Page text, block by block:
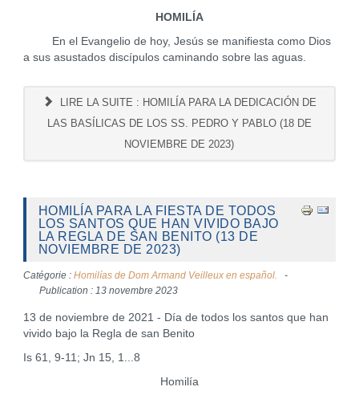
HOMILÍA
En el Evangelio de hoy, Jesús se manifiesta como Dios
a sus asustados discípulos caminando sobre las aguas.
LIRE LA SUITE : HOMILÍA PARA LA DEDICACIÓN DE
LAS BASÍLICAS DE LOS SS. PEDRO Y PABLO (18 DE
NOVIEMBRE DE 2023)
HOMILÍA PARA LA FIESTA DE TODOS
LOS SANTOS QUE HAN VIVIDO BAJO
LA REGLA DE SAN BENITO (13 DE
NOVIEMBRE DE 2023)
Catégorie : Homilías de Dom Armand Veilleux en español.
Publication : 13 novembre 2023
13 de noviembre de 2021 - Día de todos los santos que han
vivido bajo la Regla de san Benito
Is 61, 9-11; Jn 15, 1...8
Homilía